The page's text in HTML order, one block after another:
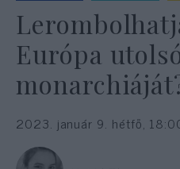
Európa
2023. január 9. hétfő,